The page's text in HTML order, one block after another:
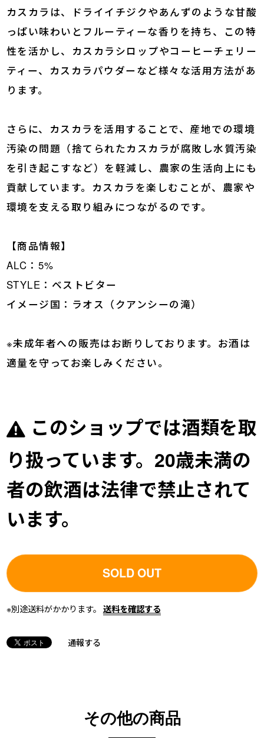
カスカラは、ドライイチジクやあんずのような甘酸
っぱい味わいとフルーティーな香りを持ち、この特
性を活かし、カスカラシロップやコーヒーチェリー
ティー、カスカラパウダーなど様々な活用方法があ
ります。
さらに、カスカラを活用することで、産地での環境
汚染の問題（捨てられたカスカラが腐敗し水質汚染
を引き起こすなど）を軽減し、農家の生活向上にも
貢献しています。カスカラを楽しむことが、農家や
環境を支える取り組みにつながるのです。
【商品情報】
ALC：5%
STYLE：ベストビター
イメージ国：ラオス（クアンシーの滝）
※未成年者への販売はお断りしております。お酒は
適量を守ってお楽しみください。
このショップでは酒類を取
り扱っています。20歳未満の
者の飲酒は法律で禁止されて
います。
SOLD OUT
※別途送料がかかります。 送料を確認する
通報する
その他の商品